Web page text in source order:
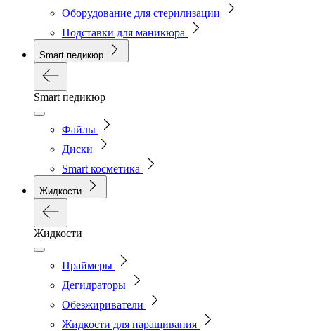
Оборудование для стерилизации
Подставки для маникюра
Smart педикюр
Smart педикюр
Файлы
Диски
Smart косметика
Жидкости
Жидкости
Праймеры
Дегидраторы
Обезжириватели
Жидкости для наращивания